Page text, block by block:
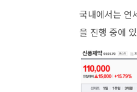
국내에서는 연
을 진행 중에